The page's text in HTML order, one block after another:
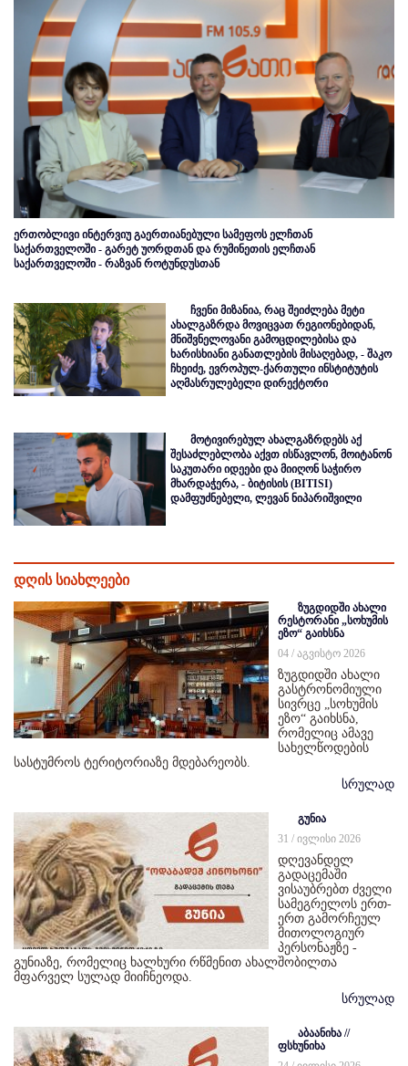
ერთობლივი ინტერვიუ გაერთიანებული სამეფოს ელჩთან
საქართველოში - გარეტ უორდთან და რუმინეთის ელჩთან
საქართველოში - რაზვან როტუნდუსთან
ჩვენი მიზანია, რაც შეიძლება მეტი
ახალგაზრდა მოვიცვათ რეგიონებიდან,
მნიშვნელოვანი გამოცდილებისა და
ხარისხიანი განათლების მისაღებად, - შაკო
ჩხეიძე, ევროპულ-ქართული ინსტიტუტის
აღმასრულებელი დირექტორი
მოტივირებულ ახალგაზრდებს აქ
შესაძლებლობა აქვთ ისწავლონ, მოიტანონ
საკუთარი იდეები და მიიღონ საჭირო
მხარდაჭერა, - ბიტისის (BITISI)
დამფუძნებელი, ლევან ნიპარიშვილი
დღის სიახლეები
ზუგდიდში ახალი
რესტორანი „სოხუმის
ეზო“ გაიხსნა
04 / აგვისტო 2026
ზუგდიდში ახალი
გასტრონომიული
სივრცე „სოხუმის
ეზო“ გაიხსნა,
რომელიც ამავე
სახელწოდების
სასტუმროს ტერიტორიაზე მდებარეობს.
სრულად
გუნია
31 / ივლისი 2026
დღევანდელ
გადაცემაში
ვისაუბრებთ ძველი
სამეგრელოს ერთ-
ერთ გამორჩეულ
მითოლოგიურ
პერსონაჟზე -
გუნიაზე, რომელიც ხალხური რწმენით ახალშობილთა
მფარველ სულად მიიჩნეოდა.
სრულად
აბაანიხა //
ფსხუნიხა